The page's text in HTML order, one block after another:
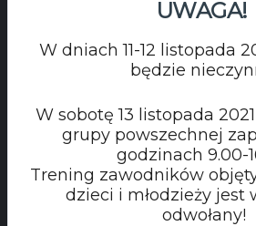
UWAGA!
W dniach 11-12 listopada
będzie
W sobotę 13 listopada
grupy powszechnej
godzinach 9.00-
Trening zawodników
dzieci i młodzieży jest
odwołany!